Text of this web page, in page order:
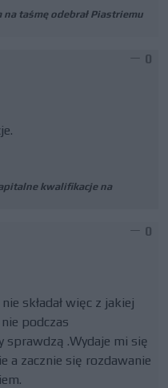
taśmę odebrał Piastriemu
0
kwalifikacje na
0
składał więc z jakiej
podczas
sprawdzą .Wydaje mi się
a zacznie się rozdawanie